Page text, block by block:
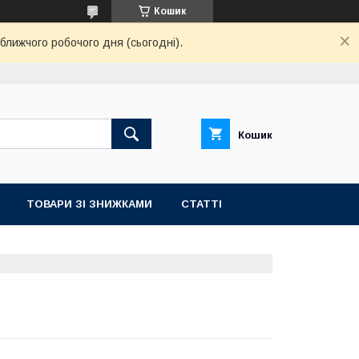
Кошик
робочого дня (сьогодні).
Кошик
ТОВАРИ ЗІ ЗНИЖКАМИ СТАТТІ